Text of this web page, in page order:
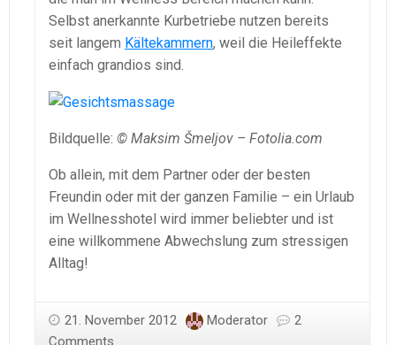
Selbst anerkannte Kurbetriebe nutzen bereits
seit langem Kältekammern, weil die Heileffekte
einfach grandios sind.
Bildquelle: © Maksim Šmeljov – Fotolia.com
Ob allein, mit dem Partner oder der besten
Freundin oder mit der ganzen Familie – ein Urlaub
im Wellnesshotel wird immer beliebter und ist
eine willkommene Abwechslung zum stressigen
Alltag!
21. November 2012 Moderator
2
Comments